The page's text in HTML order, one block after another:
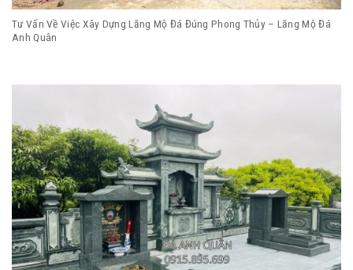
Tư Vấn Về Việc Xây Dựng Lăng Mộ Đá Đúng Phong Thủy – Lăng Mộ Đá
Anh Quân